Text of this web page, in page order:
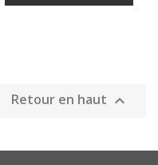
Retour en haut 